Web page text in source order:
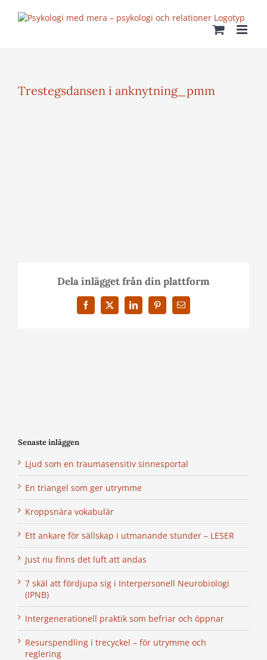
Trestegsdansen i anknytning_pmm
Dela inlägget från din plattform
Facebook
X LinkedInPinterest
E-
post
Senaste inläggen
Ljud som en traumasensitiv sinnesportal
En triangel som ger utrymme
Kroppsnära vokabulär
Ett ankare för sällskap i utmanande stunder – LESER
Just nu finns det luft att andas
7 skäl att fördjupa sig i Interpersonell Neurobiologi
(IPNB)
Intergenerationell praktik som befriar och öppnar
Resurspendling i trecyckel – för utrymme och
reglering